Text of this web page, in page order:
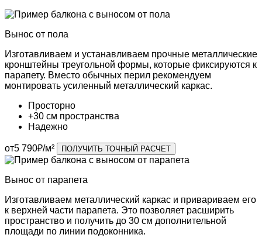
Вынос от пола
Изготавливаем и устанавливаем прочные металлические
кронштейны треугольной формы, которые фиксируются к
парапету. Вместо обычных перил рекомендуем
монтировать усиленный металлический каркас.
Просторно
+30 см пространства
Надежно
от5 790₽/м² ПОЛУЧИТЬ ТОЧНЫЙ РАСЧЕТ
Вынос от парапета
Изготавливаем металлический каркас и привариваем его
к верхней части парапета. Это позволяет расширить
пространство и получить до 30 см дополнительной
площади по линии подоконника.